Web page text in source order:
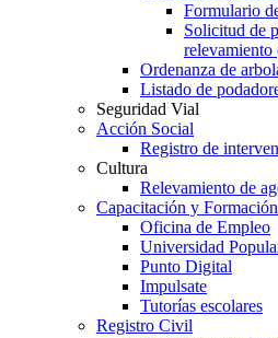
Formulario
Solicitud de
relevamiento
Ordenanza de
Listado de
Seguridad Vial
Acción Social
Registro de
Cultura
Relevamiento de
Capacitación y
Oficina de Empleo
Universidad
Punto Digital
Impulsate
Tutorías escolares
Registro Civil